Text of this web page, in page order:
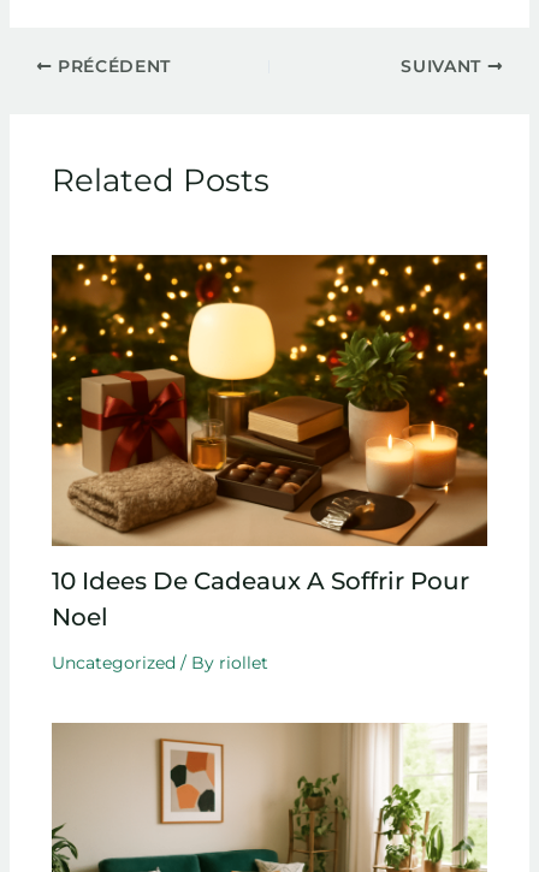
PRÉCÉDENT SUIVANT
Related Posts
10 Idees De Cadeaux A Soffrir Pour
Noel
Uncategorized/ By riollet